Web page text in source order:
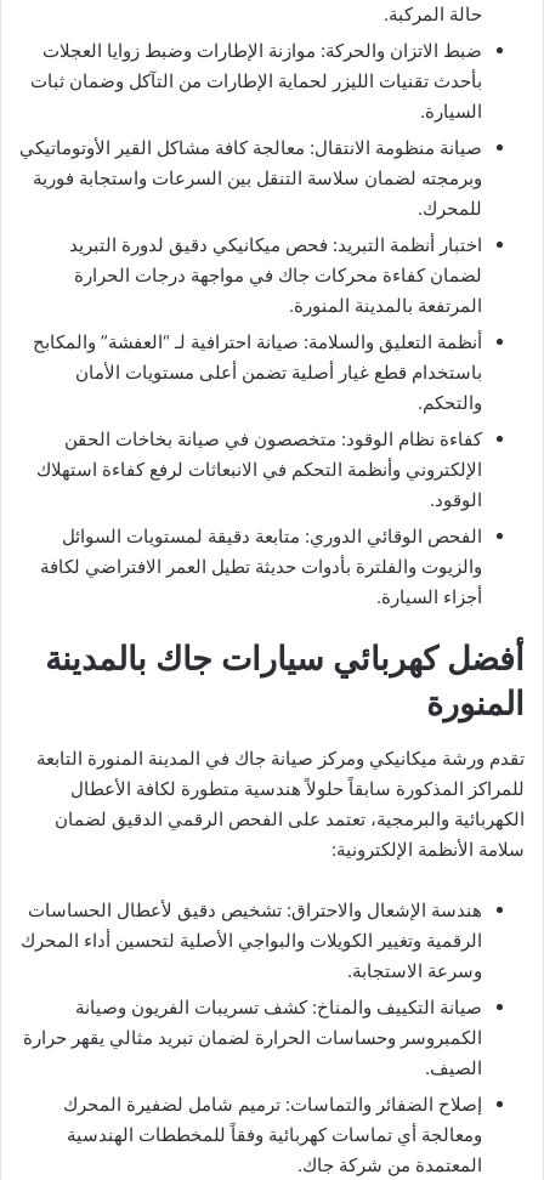
حالة المركبة.
​ضبط الاتزان والحركة: موازنة الإطارات وضبط زوايا العجلات
بأحدث تقنيات الليزر لحماية الإطارات من التآكل وضمان ثبات
السيارة.
​صيانة منظومة الانتقال: معالجة كافة مشاكل القير الأوتوماتيكي
وبرمجته لضمان سلاسة التنقل بين السرعات واستجابة فورية
للمحرك.
​اختبار أنظمة التبريد: فحص ميكانيكي دقيق لدورة التبريد
لضمان كفاءة محركات جاك في مواجهة درجات الحرارة
المرتفعة بالمدينة المنورة.
​أنظمة التعليق والسلامة: صيانة احترافية لـ “العفشة” والمكابح
باستخدام قطع غيار أصلية تضمن أعلى مستويات الأمان
والتحكم.
​كفاءة نظام الوقود: متخصصون في صيانة بخاخات الحقن
الإلكتروني وأنظمة التحكم في الانبعاثات لرفع كفاءة استهلاك
الوقود.
​الفحص الوقائي الدوري: متابعة دقيقة لمستويات السوائل
والزيوت والفلترة بأدوات حديثة تطيل العمر الافتراضي لكافة
أجزاء السيارة.
​أفضل كهربائي سيارات جاك بالمدينة
المنورة
تقدم ورشة ميكانيكي ومركز صيانة جاك في المدينة المنورة التابعة
للمراكز المذكورة سابقاً حلولاً هندسية متطورة لكافة الأعطال
الكهربائية والبرمجية، تعتمد على الفحص الرقمي الدقيق لضمان
سلامة الأنظمة الإلكترونية:
​هندسة الإشعال والاحتراق: تشخيص دقيق لأعطال الحساسات
الرقمية وتغيير الكويلات والبواجي الأصلية لتحسين أداء المحرك
وسرعة الاستجابة.
​صيانة التكييف والمناخ: كشف تسريبات الفريون وصيانة
الكمبروسر وحساسات الحرارة لضمان تبريد مثالي يقهر حرارة
الصيف.
​إصلاح الضفائر والتماسات: ترميم شامل لضفيرة المحرك
ومعالجة أي تماسات كهربائية وفقاً للمخططات الهندسية
المعتمدة من شركة جاك.